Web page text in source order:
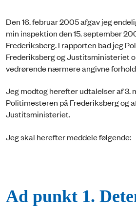
Den 16. februar 2005 afgav jeg
min inspektion den 15. september
Frederiksberg. I rapporten bad jeg
Frederiksberg og Justitsministeriet
vedrørende nærmere angivne
Jeg modtog herefter udtalelser af 3.
Politimesteren på Frederiksberg og
Justitsministeriet.
Jeg skal herefter meddele følgende:
Ad punkt 1.